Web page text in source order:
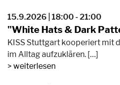
15.9.2026 | 18:00 - 21:00
"White Hats & Dark
KISS Stuttgart kooperiert mit
im Alltag aufzuklären. […]
weiterlesen